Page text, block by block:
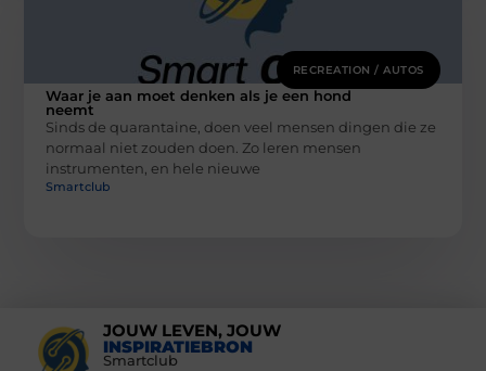
RECREATION / AUTOS
Waar je aan moet denken als je een hond
neemt
Sinds de quarantaine, doen veel mensen dingen die ze
normaal niet zouden doen. Zo leren mensen
instrumenten, en hele nieuwe
Smartclub
JOUW LEVEN, JOUW
INSPIRATIEBRON
Smartclub